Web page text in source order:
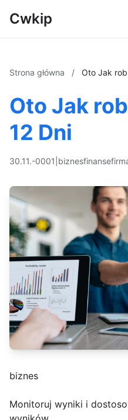
Cwkip
Strona główna / Oto Jak
Oto Jak
12 Dni
30.11.-0001 biznesfinanse
biznes
Monitoruj wyniki i